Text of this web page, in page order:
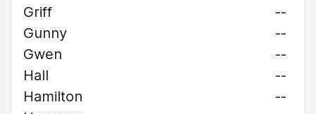
Griff
--
Gunny
--
Gwen
--
Hall
--
Hamilton
--